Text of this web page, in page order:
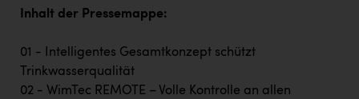
KIWI Kinderwunsch Institut Dr. Loimer
KLIPP Frisör
Inhalt der Pressemappe:
01 - Intelligentes Gesamtkonzept schützt
Trinkwasserqualität
02 - WimTec REMOTE – Volle Kontrolle an allen